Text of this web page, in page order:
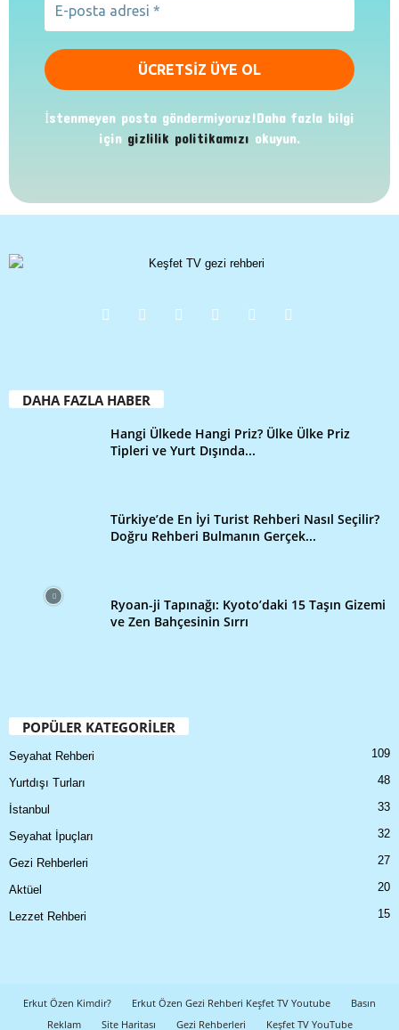
İstenmeyen posta göndermiyoruz!Daha fazla bilgi
için gizlilik politikamızı okuyun.
DAHA FAZLA HABER
Hangi Ülkede Hangi Priz? Ülke Ülke Priz
Tipleri ve Yurt Dışında...
Türkiye’de En İyi Turist Rehberi Nasıl Seçilir?
Doğru Rehberi Bulmanın Gerçek...
Ryoan-ji Tapınağı: Kyoto’daki 15 Taşın Gizemi
ve Zen Bahçesinin Sırrı
POPÜLER KATEGORİLER
Seyahat Rehberi 109
Yurtdışı Turları 48
İstanbul 33
Seyahat İpuçları 32
Gezi Rehberleri 27
Aktüel 20
Lezzet Rehberi 15
Erkut Özen Kimdir? Erkut Özen Gezi Rehberi Keşfet TV Youtube
Basın
Reklam
Site Haritası Gezi Rehberleri Keşfet TV YouTube